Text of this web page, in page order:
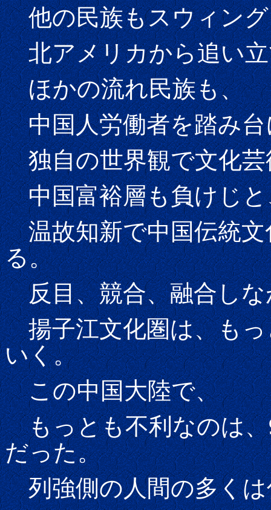
他の民族もスウィング
北アメリカから追い立
ほかの流れ民族も、
中国人労働者を踏み台
独自の世界観で文化芸
中国富裕層も負けじと
温故知新で中国伝統文
る。
反目、競合、融合しな
揚子江文化圏は、もっ
いく。
この中国大陸で、
もっとも不利なのは、
だった。
列強側の人間の多くは